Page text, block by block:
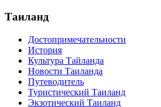
Таиланд
Достопримечательности
История
Культура Тайланда
Новости Таиланда
Путеводитель
Туристический Таиланд
Экзотический Таиланд